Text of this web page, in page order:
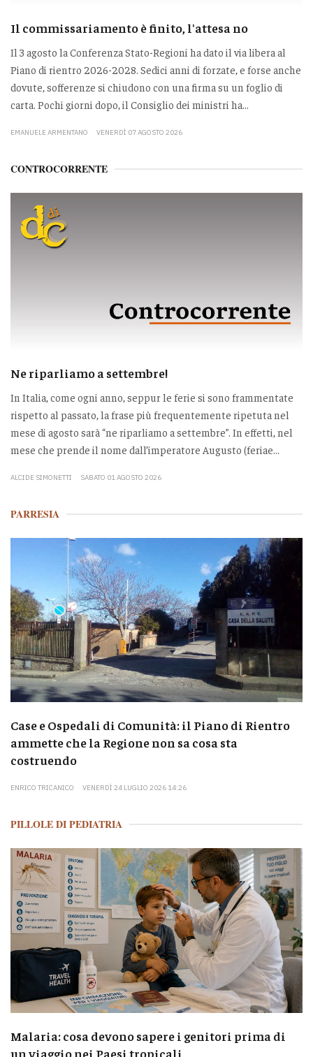
Il commissariamento è finito, l'attesa no
Il 3 agosto la Conferenza Stato-Regioni ha dato il via libera al
Piano di rientro 2026-2028. Sedici anni di forzate, e forse anche
dovute, sofferenze si chiudono con una firma su un foglio di
carta. Pochi giorni dopo, il Consiglio dei ministri ha...
EMANUELE ARMENTANO VENERDÌ 07 AGOSTO 2026
CONTROCORRENTE
Ne riparliamo a settembre!
In Italia, come ogni anno, seppur le ferie si sono frammentate
rispetto al passato, la frase più frequentemente ripetuta nel
mese di agosto sarà “ne riparliamo a settembre”. In effetti, nel
mese che prende il nome dall’imperatore Augusto (feriae...
ALCIDE SIMONETTI SABATO 01 AGOSTO 2026
PARRESIA
Case e Ospedali di Comunità: il Piano di Rientro
ammette che la Regione non sa cosa sta
costruendo
ENRICO TRICANICO VENERDÌ 24 LUGLIO 2026 14:26
PILLOLE DI PEDIATRIA
Malaria: cosa devono sapere i genitori prima di
un viaggio nei Paesi tropicali